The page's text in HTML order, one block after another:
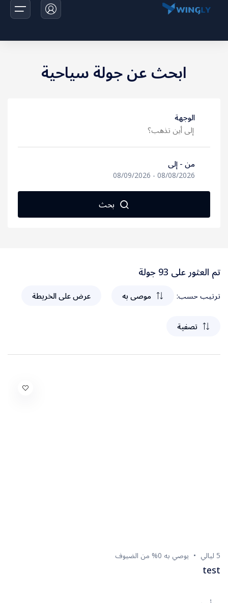
الرئيسية
اخبارنا
تواصل معانا
ابحث عن جولة سياحية
الوجهة
المالديف
اندونيسيا
البحر الاحمر
من - إلى
08/08/2026
-
08/09/2026
بحث
تم العثور على 93 جولة
ترتيب حسب: موصى به عرض على الخريطة
تصفية
5 ليالي يوصي به 0% من الضيوف
test